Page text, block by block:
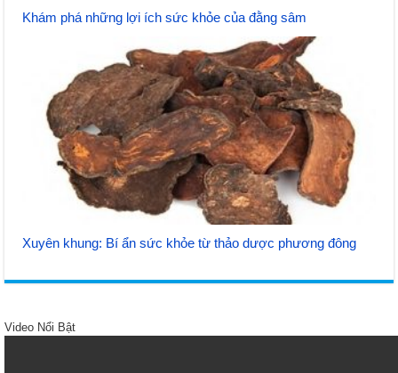
Khám phá những lợi ích sức khỏe của đằng sâm
Xuyên khung: Bí ẩn sức khỏe từ thảo dược phương đông
Video Nổi Bật